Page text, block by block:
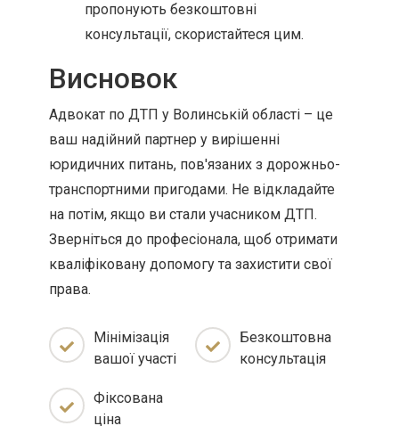
пропонують безкоштовні
консультації, скористайтеся цим.
Висновок
Адвокат по ДТП у Волинській області – це
ваш надійний партнер у вирішенні
юридичних питань, пов'язаних з дорожньо-
транспортними пригодами. Не відкладайте
на потім, якщо ви стали учасником ДТП.
Зверніться до професіонала, щоб отримати
кваліфіковану допомогу та захистити свої
права.
Мінімізація
вашої участі
Безкоштовна
консультація
Фіксована
ціна